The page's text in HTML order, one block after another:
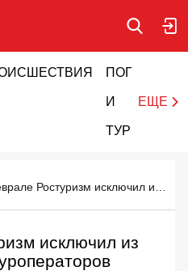
ПОГОДА
И
ТУРИЗМ
ЕЩЕ
исключил из